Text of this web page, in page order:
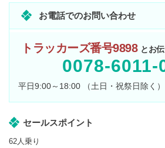
お電話でのお問い合わせ
トラッカーズ番号9898 とお
0078-6011-
平日9:00～18:00 （土日・祝祭日除く）
セールスポイント
62人乗り